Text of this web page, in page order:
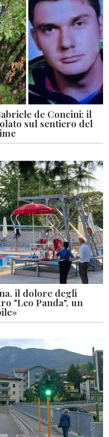
de Concini: il
sul sentiero del
il dolore degli
"Leo Panda", un